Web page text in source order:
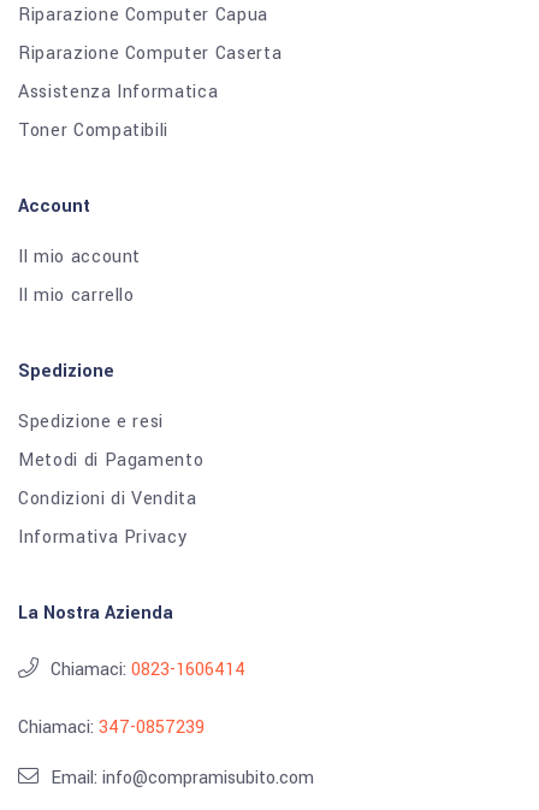
Riparazione Computer Capua
Riparazione Computer Caserta
Assistenza Informatica
Toner Compatibili
Account
Il mio account
Il mio carrello
Spedizione
Spedizione e resi
Metodi di Pagamento
Condizioni di Vendita
Informativa Privacy
La Nostra Azienda
Chiamaci: 0823-1606414
Chiamaci: 347-0857239
Email: info@compramisubito.com